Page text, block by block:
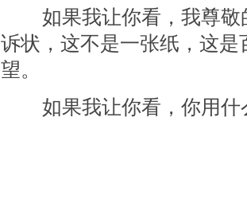
如果我让你看，我尊敬
诉状，这不是一张纸，这
望。
如果我让你看，你用什